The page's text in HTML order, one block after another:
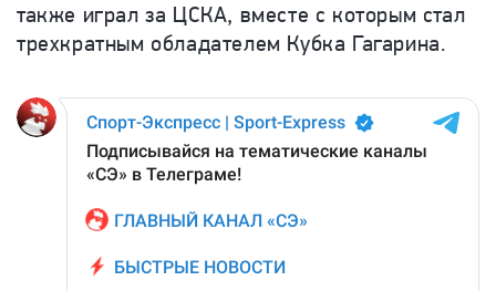
также играл за ЦСКА, вместе с которым стал
трехкратным обладателем Кубка Гагарина.